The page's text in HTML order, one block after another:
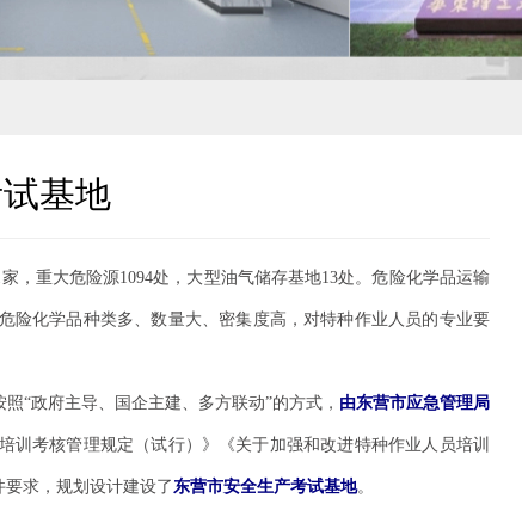
基地
，重大危险源1094处，大型油气储存基地13处。危险化学品运输
险化学品种类多、数量大、密集度高，对特种作业人员的专业要
“政府主导、国企主建、多方联动”的方式， 由东营市应急管理局
训考核管理规定（试行）》《关于加强和改进特种作业人员培训
求，规划设计建设了东营市安全生产考试基地。